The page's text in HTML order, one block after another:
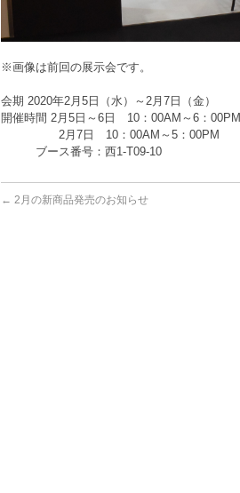
※画像は前回の展示会です。
会期 2020年2月5日（水）～2月7日（金）
開催時間 2月5日～6日 10：00AM～6：00PM
2月7日 10：00AM～5：00PM
ブース番号：西1-T09-10
← 2月の新商品発売のお知らせ